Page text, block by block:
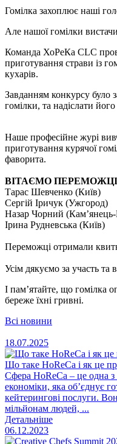
Гомілка захоплює наші
Але нашої гомілки
Команда ХоРеКа CLC
приготування страви із
Завданням конкурсу було
гомілки, та надіслати
Наше професійне журі
приготування курячої
фаворита.
ВІТАЄМО
Тарас Шевченко (Київ)
Сергій Іричук (Ужгород)
Назар Чорний
Ірина Рудневська (Київ)
Переможці отримали
Усім дякуємо за участь та
І пам’ятайте, що гомілка
береже їхні гривні.
Всі новини
18.07.2025
Що таке HoReCa і як це
Сфера HoReCa – це одна з
економіки, яка об’єднує
кейтерингові послуги.
мільйонам людей, ...
Детальніше
06.12.2023